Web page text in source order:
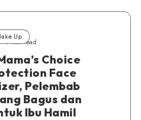
Up
7 min read
Choice
Face
Pelembab
Bagus dan
Ibu Hamil